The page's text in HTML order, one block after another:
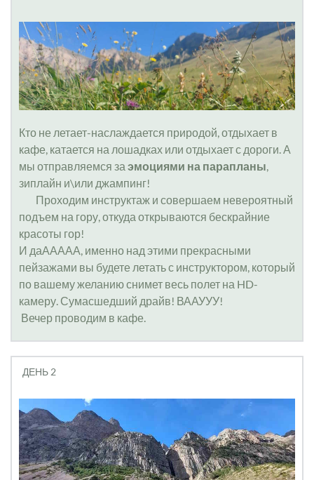
Кто не летает-наслаждается природой, отдыхает в
кафе, катается на лошадках или отдыхает с дороги. А
мы отправляемся за эмоциями на парапланы,
зиплайн и\или джампинг!
подъем на гору, откуда открываются бескрайние
красоты гор!
И даААААА, именно над этими прекрасными
пейзажами вы будете летать с инструктором, который
по вашему желанию снимет весь полет на HD-
камеру. Сумасшедший драйв! ВААУУУ!
Вечер проводим в кафе.
ДЕНЬ 2